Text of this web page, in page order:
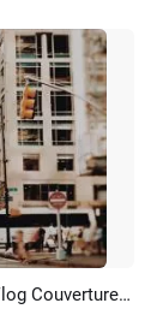
Escape To The Paradise Ville Voyage Vie Vlog Couverture Film Chaîne Youtube Intro Outro